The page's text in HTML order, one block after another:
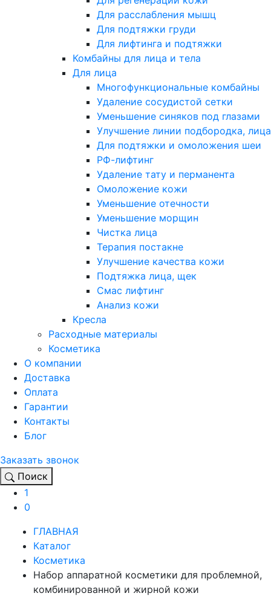
Для расслабления мышц
Для подтяжки груди
Для лифтинга и подтяжки
Комбайны для лица и тела
Для лица
Многофункциональные комбайны
Удаление сосудистой сетки
Уменьшение синяков под глазами
Улучшение линии подбородка, лица
Для подтяжки и омоложения шеи
РФ-лифтинг
Удаление тату и перманента
Омоложение кожи
Уменьшение отечности
Уменьшение морщин
Чистка лица
Терапия постакне
Улучшение качества кожи
Подтяжка лица, щек
Смас лифтинг
Анализ кожи
Кресла
Расходные материалы
Косметика
О компании
Доставка
Оплата
Гарантии
Контакты
Блог
Заказать звонок
Поиск
1
0
ГЛАВНАЯ
Каталог
Косметика
Набор аппаратной косметики для проблемной,
комбинированной и жирной кожи